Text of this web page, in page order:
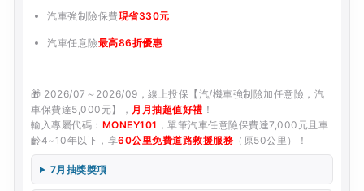
汽車強制險保費現省330元
汽車任意險最高86折優惠
🎁 2026/07～2026/09，線上投保【汽/機車強制險加任意險，汽
車保費達5,000元】， 月月抽超值好禮 ！
輸入專屬代碼： MONEY101 ，單筆汽車任意險保費達7,000元且車
齡4~10年以下，享60公里免費道路救援服務 （原50公里）！
7月抽獎獎項